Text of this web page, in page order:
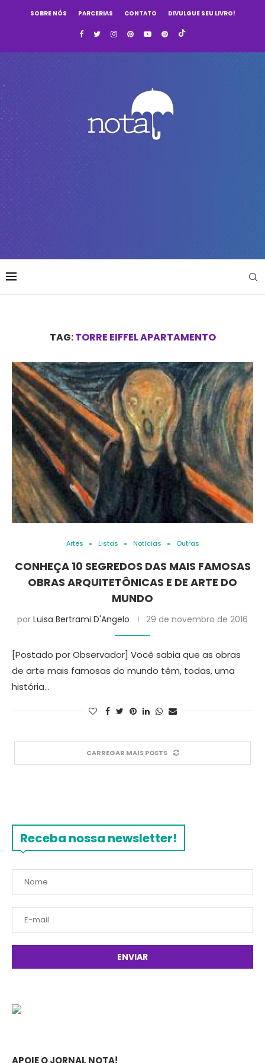
SOBRE NÓS PARCERIAS CONTATO DIVULGUE SEU LIVRO!
TAG:TORRE EIFFEL APARTAMENTO
Artes Listas Notícias Outras
CONHEÇA 10 SEGREDOS DAS MAIS FAMOSAS
OBRAS ARQUITETÔNICAS E DE ARTE DO
MUNDO
por Luisa Bertrami D'Angelo 29 de novembro de 2016
[Postado por Observador] Você sabia que as obras
de arte mais famosas do mundo têm, todas, uma
história…
CARREGAR MAIS POSTS
Receba nossa newsletter!
APOIE O JORNAL NOTA!